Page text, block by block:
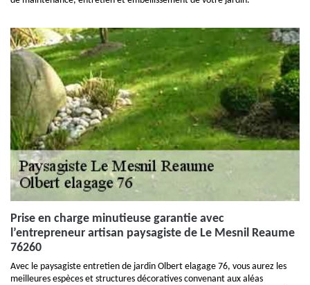
Prise en charge minutieuse garantie avec
l’entrepreneur artisan paysagiste de Le Mesnil Reaume
76260
Avec le paysagiste entretien de jardin Olbert elagage 76, vous aurez les
meilleures espèces et structures décoratives convenant aux aléas